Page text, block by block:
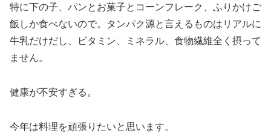
特に下の子、パンとお菓子とコーンフレーク、ふりかけご
飯しか食べないので。タンパク源と言えるものはリアルに
牛乳だけだし、ビタミン、ミネラル、食物繊維全く摂って
ません。
健康が不安すぎる。
今年は料理を頑張りたいと思います。